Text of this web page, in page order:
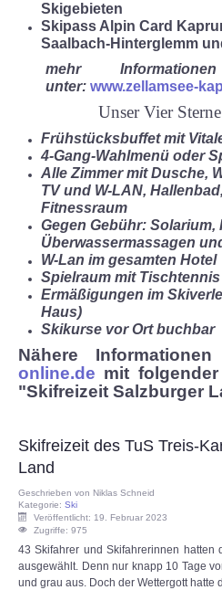
Skigebieten
Skipass Alpin Card
Saalbach-Hinterglemm
mehr
unter: www.zellamsee-
Unser Vier
Frühstücksbuffet mit
4-Gang-Wahlmenü oder
Alle Zimmer mit Dusche,
TV und W-LAN,
Fitnessraum
Gegen Gebühr: Solarium,
Überwassermassagen
W-Lan im gesamten Hotel
Spielraum mit
Ermäßigungen im
Haus)
Skikurse vor Ort buchbar
Nähere
online.de mit
"Skifreizeit Salzburger
Skifreizeit des TuS Treis-
Land
Geschrieben von Niklas Schneid
Kategorie: Ski
Veröffentlicht: 19. Februar 2023
Zugriffe: 975
43 Skifahrer und Skifahrerinnen hatten
ausgewählt. Denn nur knapp 10 Tage
und grau aus. Doch der Wettergott hatte